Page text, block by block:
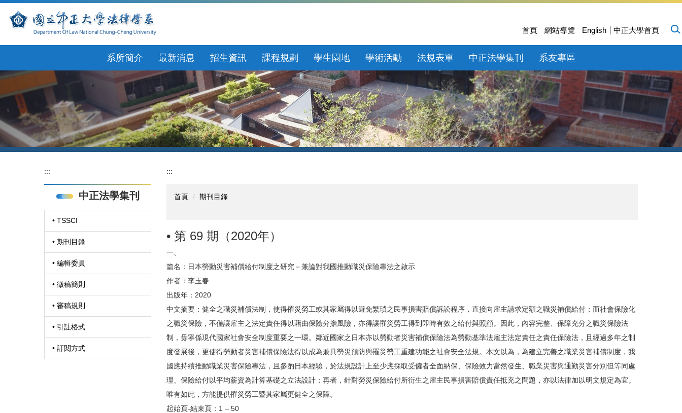
到
區
首頁 網站導覽 English 中正大學首頁
系所簡介 最新消息 招生資訊 課程規劃 學生園地 學術活動 法規表單 中正法學集刊 系友專區
:::
中正法學集刊
• TSSCI
• 期刊目錄
• 編輯委員
• 徵稿簡則
• 審稿規則
• 引註格式
• 訂閱方式
:::
首頁 期刊目錄
• 第 69 期（2020年）
一、
篇名：日本勞動災害補償給付制度之研究－兼論對我國推動職災保險專法之啟示
作者：李玉春
出版年：2020
中文摘要：健全之職災補償法制，使得罹災勞工或其家屬得以避免繁瑣之民事損害賠償訴訟程序，直接向雇主請求定額之職災補償給付；而社會保險化
之職災保險，不僅讓雇主之法定責任得以藉由保險分擔風險，亦得讓罹災勞工得到即時有效之給付與照顧。因此，內容完整、保障充分之職災保險法
制，毋寧係現代國家社會安全制度重要之一環。鄰近國家之日本亦以勞動者災害補償保險法為勞動基準法雇主法定責任之責任保險法，且經過多年之制
度發展後，更使得勞動者災害補償保險法得以成為兼具勞災預防與罹災勞工重建功能之社會安全法規。本文以為，為建立完善之職業災害補償制度，我
國應持續推動職業災害保險專法，且參酌日本經驗，於法規設計上至少應採取受僱者全面納保、保險效力當然發生、職業災害與通勤災害分別但等同處
理、保險給付以平均薪資為計算基礎之立法設計；再者，針對勞災保險給付所衍生之雇主民事損害賠償責任抵充之問題，亦以法律加以明文規定為宜。
唯有如此，方能提供罹災勞工暨其家屬更健全之保障。
起始頁-結束頁：1 – 50